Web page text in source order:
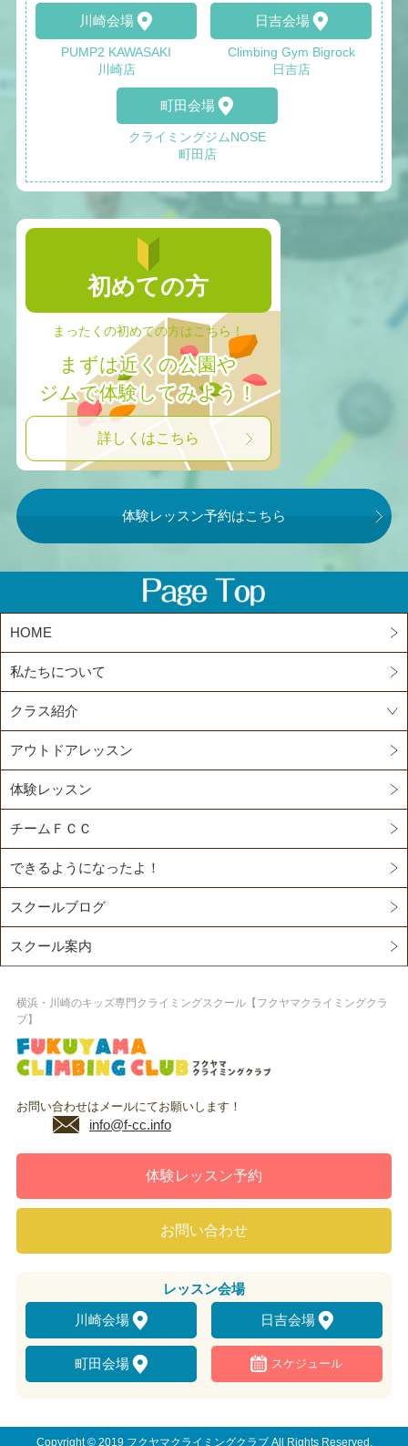
川崎会場
PUMP2 KAWASAKI
川崎店
日吉会場
Climbing Gym Bigrock
日吉店
町田会場
クライミングジムNOSE
町田店
初めての方
まったくの初めての方はこちら！
まずは近くの公園や
ジムで体験してみよう！
詳しくはこちら
体験レッスン予約はこちら
HOME
私たちについて
クラス紹介
アウトドアレッスン
体験レッスン
チームＦＣＣ
できるようになったよ！
スクールブログ
スクール案内
横浜・川崎のキッズ専門クライミングスクール【フクヤマクライミングクラ
ブ】
お問い合わせはメールにてお願いします！
info@f-cc.info
体験レッスン予約
お問い合わせ
レッスン会場
川崎会場
日吉会場
町田会場 スケジュール
Copyright © 2019 フクヤマクライミングクラブ All Rights Reserved.